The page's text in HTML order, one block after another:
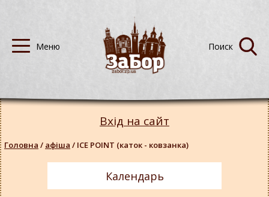
Вхід на сайт
Головна / афіша / ICE POINT (каток - ковзанка)
Календарь